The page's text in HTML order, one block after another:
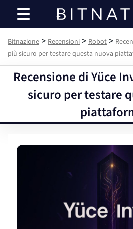
Bitnazione
Bitnazione > Recensioni > Robot >
più sicuro per testare questa nuova
Recensione di Yüce
sicuro per testare